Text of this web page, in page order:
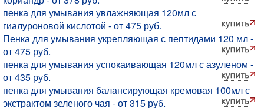
пенка для умывания увлажняющая 120мл с
гиалуроновой кислотой - от 475 руб.
Пенка для умывания укрепляющая с пептидами 120 мл -
от 475 руб.
пенка для умывания успокаивающая 120мл с азуленом -
от 435 руб.
пенка для умывания балансирующая кремовая 100мл с
экстрактом зеленого чая - от 315 руб.